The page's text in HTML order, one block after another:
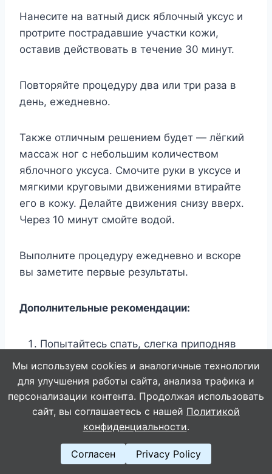
Нанесите на ватный диск яблочный уксус и
протрите пострадавшие участки кожи,
оставив действовать в течение 30 минут.
Повторяйте процедуру два или три раза в
день, ежедневно.
Также отличным решением будет — лёгкий
массаж ног с небольшим количеством
яблочного уксуса. Смочите руки в уксусе и
мягкими круговыми движениями втирайте
его в кожу. Делайте движения снизу вверх.
Через 10 минут смойте водой.
Выполните процедуру ежедневно и вскоре
вы заметите первые результаты.
Дополнительные рекомендации:
Попытайтесь спать, слегка приподняв
ноги, на подушках.
Употребляйте пищу, богатую
антиоксидантами.
Делайте упражнения, которые
стимулируют кровообращение.
Уменьшите количество соли в еде.
Постарайтесь поддерживать
Мы используем cookies и аналогичные технологии
для улучшения работы сайта, анализа трафика и
персонализации контента. Продолжая использовать
сайт, вы соглашаетесь с нашей Политикой
конфиденциальности.
Согласен Privacy Policy